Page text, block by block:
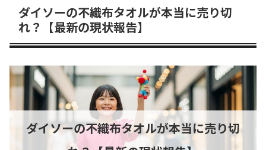
ダイソーの不織布タオルが本当に売り切
れ？【最新の現状報告】
ダイソーの不織布タオルが本当に売り切